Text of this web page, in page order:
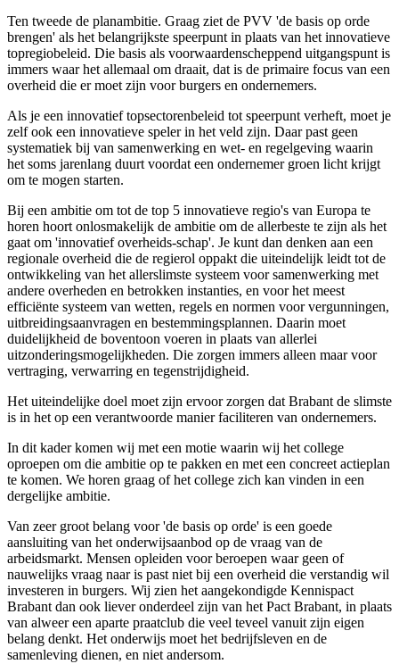
Ten tweede de planambitie. Graag ziet de PVV 'de basis op orde
brengen' als het belangrijkste speerpunt in plaats van het innovatieve
topregiobeleid. Die basis als voorwaardenscheppend uitgangspunt is
immers waar het allemaal om draait, dat is de primaire focus van een
overheid die er moet zijn voor burgers en ondernemers.
Als je een innovatief topsectorenbeleid tot speerpunt verheft, moet je
zelf ook een innovatieve speler in het veld zijn. Daar past geen
systematiek bij van samenwerking en wet- en regelgeving waarin
het soms jarenlang duurt voordat een ondernemer groen licht krijgt
om te mogen starten.
Bij een ambitie om tot de top 5 innovatieve regio's van Europa te
horen hoort onlosmakelijk de ambitie om de allerbeste te zijn als het
gaat om 'innovatief overheids-schap'. Je kunt dan denken aan een
regionale overheid die de regierol oppakt die uiteindelijk leidt tot de
ontwikkeling van het allerslimste systeem voor samenwerking met
andere overheden en betrokken instanties, en voor het meest
efficiënte systeem van wetten, regels en normen voor vergunningen,
uitbreidingsaanvragen en bestemmingsplannen. Daarin moet
duidelijkheid de boventoon voeren in plaats van allerlei
uitzonderingsmogelijkheden. Die zorgen immers alleen maar voor
vertraging, verwarring en tegenstrijdigheid.
Het uiteindelijke doel moet zijn ervoor zorgen dat Brabant de slimste
is in het op een verantwoorde manier faciliteren van ondernemers.
In dit kader komen wij met een motie waarin wij het college
oproepen om die ambitie op te pakken en met een concreet actieplan
te komen. We horen graag of het college zich kan vinden in een
dergelijke ambitie.
Van zeer groot belang voor 'de basis op orde' is een goede
aansluiting van het onderwijsaanbod op de vraag van de
arbeidsmarkt. Mensen opleiden voor beroepen waar geen of
nauwelijks vraag naar is past niet bij een overheid die verstandig wil
investeren in burgers. Wij zien het aangekondigde Kennispact
Brabant dan ook liever onderdeel zijn van het Pact Brabant, in plaats
van alweer een aparte praatclub die veel teveel vanuit zijn eigen
belang denkt. Het onderwijs moet het bedrijfsleven en de
samenleving dienen, en niet andersom.